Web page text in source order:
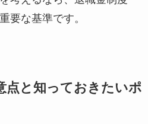
要な基準です。
点と知っておきたいポ